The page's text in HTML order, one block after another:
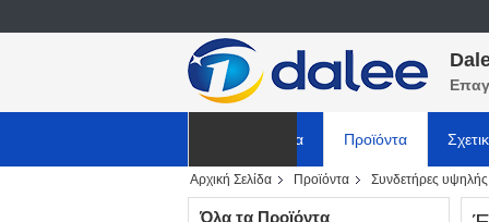
Αρχική Σελίδα Προϊόντα
ΕΙΔΗΣΕΙΣ
Αρχική Σελίδα Προϊόντα Συνδετήρες
Όλα τα Προϊόντα